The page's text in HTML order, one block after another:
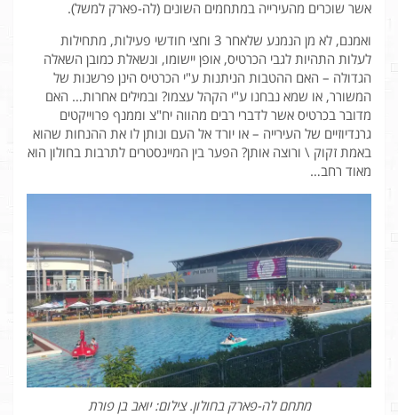
אשר שוכרים מהעירייה במתחמים השונים (לה-פארק למשל).
ואמנם, לא מן הנמנע שלאחר 3 וחצי חודשי פעילות, מתחילות
לעלות התהיות לגבי הכרטיס, אופן יישומו, ונשאלת כמובן השאלה
הגדולה – האם ההטבות הניתנות ע"י הכרטיס הינן פרשנות של
המשורר, או שמא נבחנו ע"י הקהל עצמו? ובמילים אחרות… האם
מדובר בכרטיס אשר לדברי רבים מהווה יח"צ וממנף פרוייקטים
גרנדיוזיים של העירייה – או יורד אל העם ונותן לו את ההנחות שהוא
באמת זקוק \ ורוצה אותן? הפער בין המיינסטרים לתרבות בחולון הוא
מאוד רחב…
מתחם לה-פארק בחולון. צילום: יואב בן פורת